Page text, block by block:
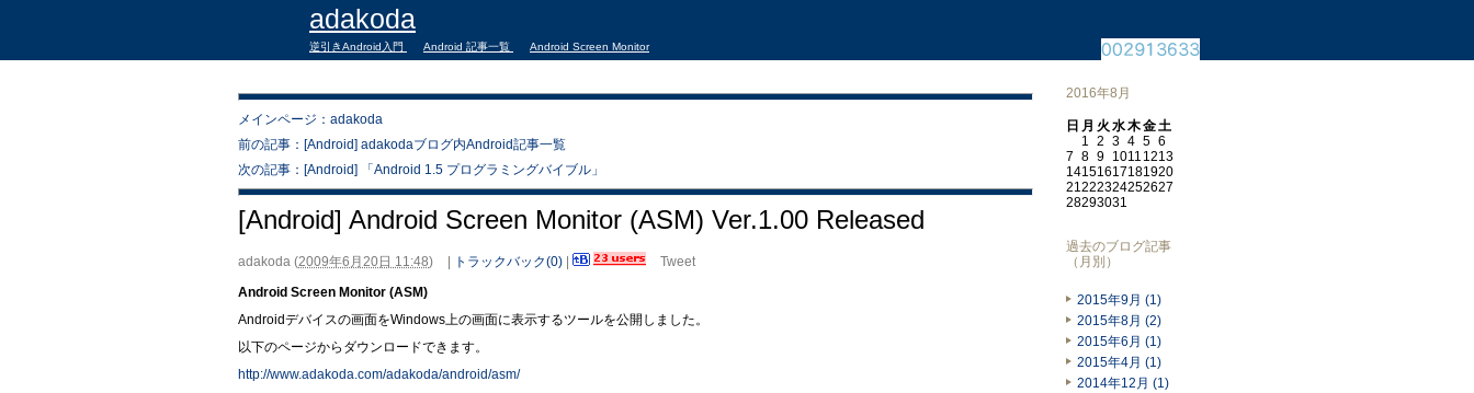
adakoda
逆引きAndroid入門 Android 記事一覧 Android Screen Monitor
メインページ：adakoda
前の記事：[Android] adakodaブログ内Android記事一覧
次の記事：[Android] 「Android 1.5 プログラミングバイブル」
[Android] Android Screen Monitor (ASM) Ver.1.00 Released
adakoda (2009年6月20日 11:48) トラックバック(0)
Tweet
Android Screen Monitor (ASM)
Androidデバイスの画面をWindows上の画面に表示するツールを公開しました。
以下のページからダウンロードできます。
http://www.adakoda.com/adakoda/android/asm/
2016年8月
日 月 火 水木金土
1 2 3 4 5 6
7 8 9 1011 1213
14151617181920
21222324252627
28293031
過去のブログ記事
（月別）
2015年9月 (1)
2015年8月 (2)
2015年6月 (1)
2015年4月 (1)
2014年12月 (1)